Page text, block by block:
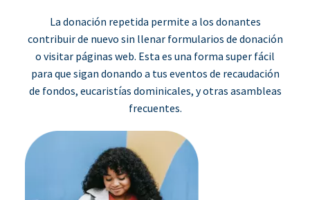
La donación repetida permite a los donantes
contribuir de nuevo sin llenar formularios de donación
o visitar páginas web. Esta es una forma super fácil
para que sigan donando a tus eventos de recaudación
de fondos, eucaristías dominicales, y otras asambleas
frecuentes.